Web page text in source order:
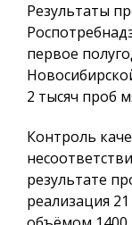
Результаты
первое
2 тысяч проб
Контроль
результате
реализация